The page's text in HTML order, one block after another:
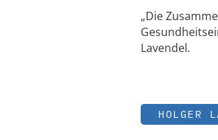
„Die
Lavendel.
HOLGER